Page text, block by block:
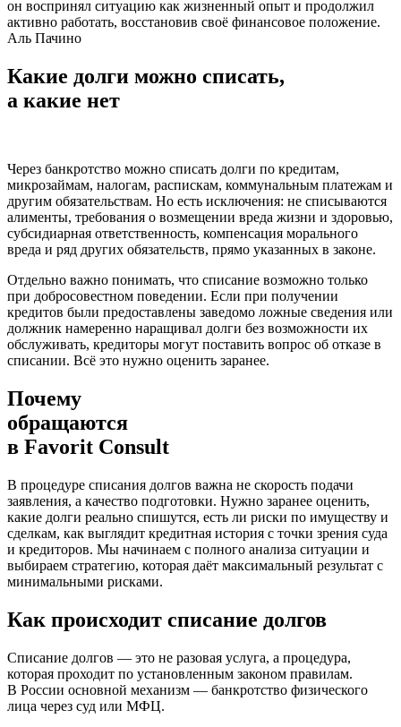
он воспринял ситуацию как жизненный опыт и продолжил
активно работать, восстановив своё финансовое положение.
Аль Пачино
Какие долги можно списать,
а какие нет
Через банкротство можно списать долги по кредитам,
микрозаймам, налогам, распискам, коммунальным платежам и
другим обязательствам. Но есть исключения: не списываются
алименты, требования о возмещении вреда жизни и здоровью,
субсидиарная ответственность, компенсация морального
вреда и ряд других обязательств, прямо указанных в законе.
Отдельно важно понимать, что списание возможно только
при добросовестном поведении. Если при получении
кредитов были предоставлены заведомо ложные сведения или
должник намеренно наращивал долги без возможности их
обслуживать, кредиторы могут поставить вопрос об отказе в
списании. Всё это нужно оценить заранее.
Почему
обращаются
в Favorit Consult
В процедуре списания долгов важна не скорость подачи
заявления, а качество подготовки. Нужно заранее оценить,
какие долги реально спишутся, есть ли риски по имуществу и
сделкам, как выглядит кредитная история с точки зрения суда
и кредиторов. Мы начинаем с полного анализа ситуации и
выбираем стратегию, которая даёт максимальный результат с
минимальными рисками.
Как происходит списание долгов
Списание долгов — это не разовая услуга, а процедура,
которая проходит по установленным законом правилам.
В России основной механизм — банкротство физического
лица через суд или МФЦ.